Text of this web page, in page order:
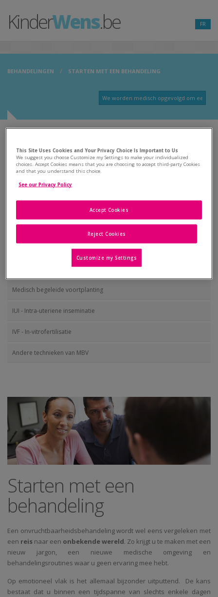
KinderWens.be FR
BEHANDELINGEN STARTEN MET EEN BEHANDELING
» Kalender
» Belangrijke vragen
» Voorbereiding
Medicamenteuze behandelingen
Chirurgische behandelingen
Medisch begeleide voortplanting
IUI - Intra-uteriene inseminatie
IVF - In-vitrofertilisatie
Andere technieken van MBV
Starten met een
behandeling
Een onvruchtbaarheidsbehandeling wordt wel eens vergeleken met
een reis naar een onbekende wereld. Zo krijgt u te maken met een
nieuw jargon, een nieuwe medische omgeving en
behandelingsroutines waar u geen ervaring mee hebt.
Op emotioneel vlak is het allemaal bijzonder uitputtend. De kans
bestaat dat u binnen een tijdspanne van slechts enkele dagen
This Site Uses Cookies and Your Privacy Choice Is Important to Us
We suggest you choose Customize my Settings to make your individualized
choices. Accept Cookies means that you are choosing to accept third-party Cookies
and that you understand this choice.
See our Privacy Policy
Reject Cookies
Accept Cookies
Customize my Settings